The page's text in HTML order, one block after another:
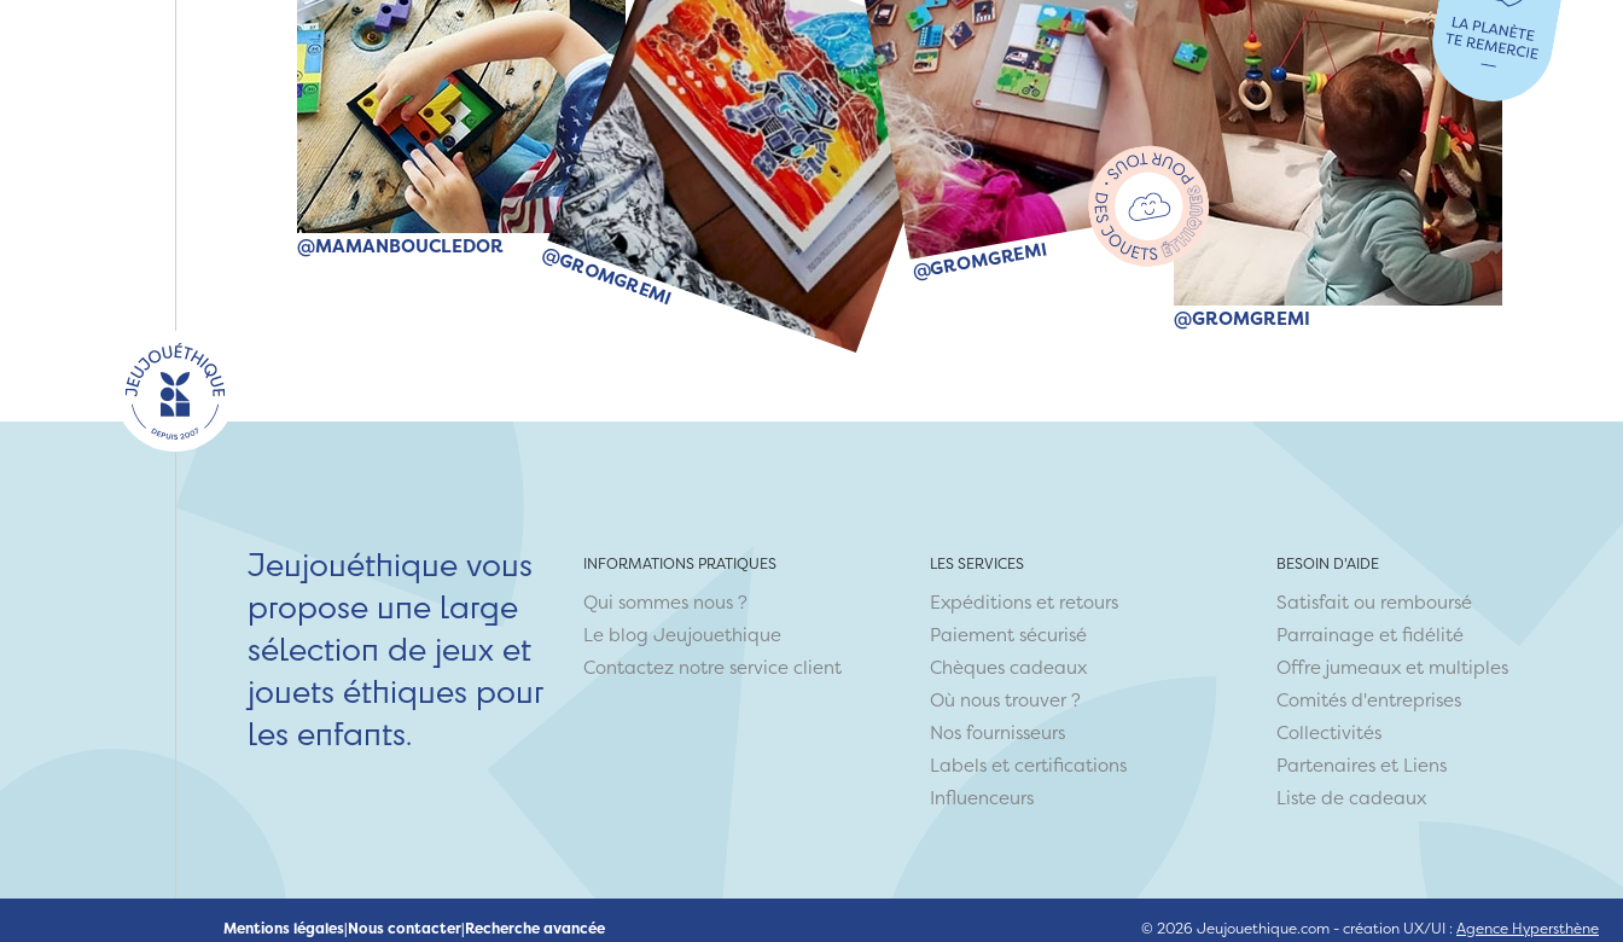
@MAMANBOUCLEDOR @GROMGREMI @GROMGREMI
@GROMGREMI
Jeujouéthique vous
propose une large
sélection de jeux et
jouets éthiques pour
les enfants.
INFORMATIONS PRATIQUES
Qui sommes nous ?
Le blog Jeujouethique
Contactez notre service client
LES SERVICES
Expéditions et retours
Paiement sécurisé
Chèques cadeaux
Où nous trouver ?
Nos fournisseurs
Labels et certifications
Influenceurs
BESOIN D'AIDE
Satisfait ou remboursé
Parrainage et fidélité
Offre jumeaux et multiples
Comités d'entreprises
Collectivités
Partenaireset Liens
Liste de cadeaux
Mentions légales|Nous contacter|Recherche avancée © 2026 Jeujouethique.com - création UX/UI : Agence Hypersthène